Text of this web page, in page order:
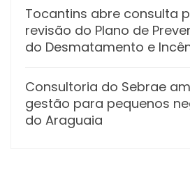
Tocantins abre consulta
revisão do Plano de
do Desmatamento e
Consultoria do Sebrae
gestão para pequenos
do Araguaia